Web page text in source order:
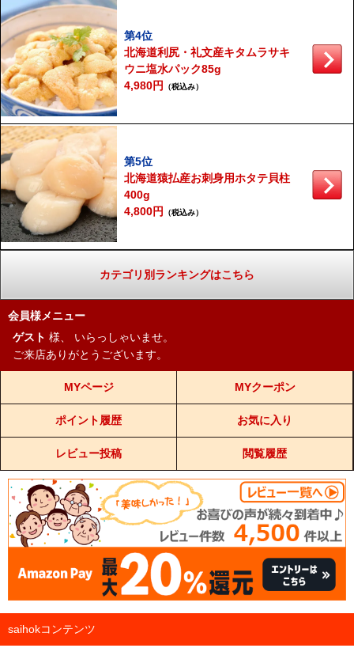
第4位
北海道利尻・礼文産キタムラサキ
ウニ塩水パック85g
4,980円
（税込み）
第5位
北海道猿払産お刺身用ホタテ貝柱
400g
4,800円
（税込み）
カテゴリ別ランキングはこちら
会員様メニュー
ゲスト 様、
いらっしゃいませ。
ご来店ありがとうございます。
MYページ MYクーポン
ポイント履歴 お気に入り
レビュー投稿 閲覧履歴
saihokコンテンツ